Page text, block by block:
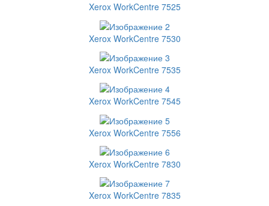
Xerox WorkCentre 7525
Xerox WorkCentre 7530
Xerox WorkCentre 7535
Xerox WorkCentre 7545
Xerox WorkCentre 7556
Xerox WorkCentre 7830
Xerox WorkCentre 7835